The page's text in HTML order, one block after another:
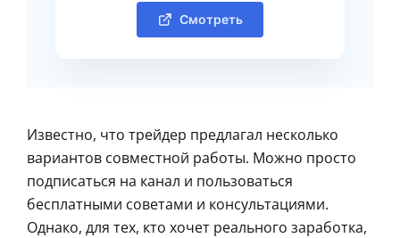
Смотреть
Известно, что трейдер предлагал несколько
вариантов совместной работы. Можно просто
подписаться на канал и пользоваться
бесплатными советами и консультациями.
Однако, для тех, кто хочет реального заработка,